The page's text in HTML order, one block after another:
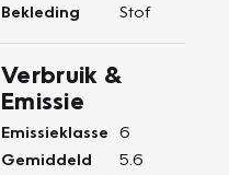
Bekleding
Stof
Verbruik &
Emissie
Emissieklasse
6
Gemiddeld
5.6